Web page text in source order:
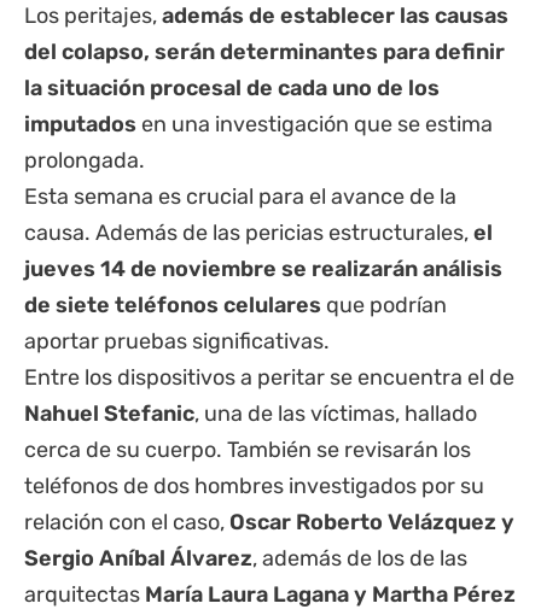
Los peritajes,además de establecer las causas
del colapso, serán determinantes para definir
la situación procesal de cada uno de los
imputados en una investigación que se estima
prolongada.
Esta semana es crucial para el avance de la
causa. Además de las pericias estructurales,el
jueves 14 de noviembre se realizarán análisis
de siete teléfonos celulares que podrían
aportar pruebas significativas.
Entre los dispositivos a peritar se encuentra el de
Nahuel Stefanic, una de las víctimas, hallado
cerca de su cuerpo. También se revisarán los
teléfonos de dos hombres investigados por su
relación con el caso, Oscar Roberto Velázquez y
Sergio Aníbal Álvarez, además de los de las
arquitectas María Laura Lagana y Martha Pérez